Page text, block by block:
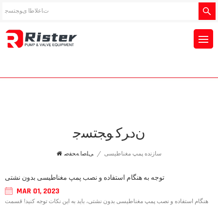
ﻥﺩﺮﮐ ﻮﺠﺘﺴﺟ
ﯽﻠﺻﺍ ﻪﺤﻔﺻ / سازنده پمپ مغناطیسی
توجه به هنگام استفاده و نصب پمپ مغناطیسی بدون نشتی
MAR 01, 2023
هنگام استفاده و نصب پمپ مغناطیسی بدون نشتی، باید به این نکات توجه کنید! قسمت